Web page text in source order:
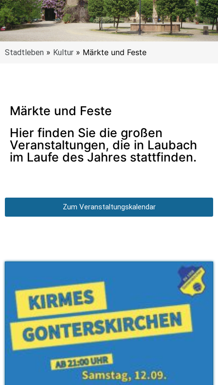
Stadtleben » Kultur » Märkte und Feste
Märkte und Feste
Hier finden Sie die großen
Veranstaltungen, die in Laubach
im Laufe des Jahres stattfinden.
Zum Veranstaltungskalendar